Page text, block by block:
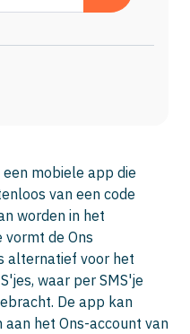
mobiele app die
van een code
worden in het
de Ons
alternatief voor het
waar per SMS'je
De app kan
het Ons-account van